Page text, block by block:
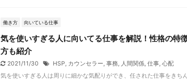
働き方 向いている仕事
気を使いすぎる人に向いてる仕事を解説！性格の特
方も紹介
2021/11/30 HSP, カウンセラー, 事務, 人間関係, 仕事, 心配
気を使いすぎる人は周りに細かな気配りができ、任された仕事をきち